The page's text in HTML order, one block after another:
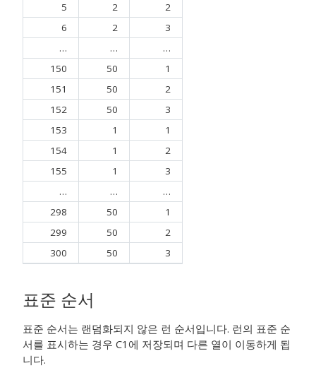
5 2
2
6
2
3
…
…
…
150
50
1
151
50
2
152
50
3
153
1
1
154
1
2
155
1
3
…
…
…
298
50
1
299
50
2
300
50 3
표준 순서
표준 순서는 랜덤화되지 않은 런 순서입니다. 런의 표준 순
서를 표시하는 경우 C1에 저장되며 다른 열이 이동하게 됩
니다.